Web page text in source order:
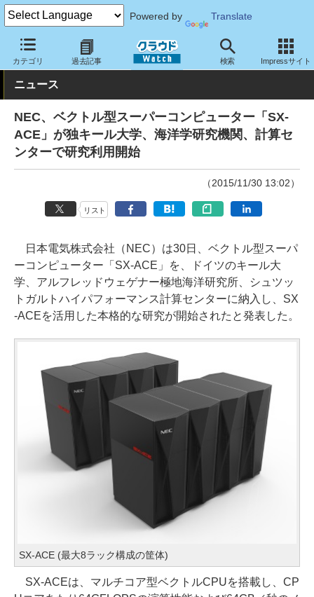
Powered by Translate
カテゴリ 過去記事 検索 Impressサイト
クラウド Watch トピック 導入事例 その他
ニュース
NEC、ベクトル型スーパーコンピューター「SX-
ACE」が独キール大学、海洋学研究機関、計算セ
ンターで研究利用開始
（2015/11/30 13:02）
リスト
日本電気株式会社（NEC）は30日、ベクトル型スーパ
ーコンピューター「SX-ACE」を、ドイツのキール大
学、アルフレッドウェゲナー極地海洋研究所、シュツッ
トガルトハイパフォーマンス計算センターに納入し、SX
-ACEを活用した本格的な研究が開始されたと発表した。
SX-ACE (最大8ラック構成の筐体)
SX-ACEは、マルチコア型ベクトルCPUを搭載し、CP